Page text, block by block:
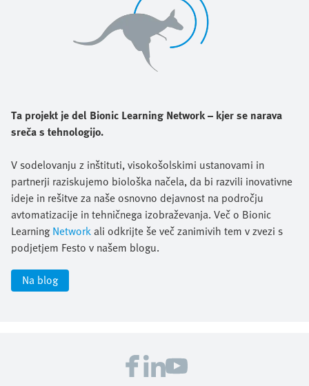
Ta projekt je del Bionic Learning Network – kjer se narava
sreča s tehnologijo.
V sodelovanju z inštituti, visokošolskimi ustanovami in
partnerji raziskujemo biološka načela, da bi razvili inovativne
ideje in rešitve za naše osnovno dejavnost na področju
avtomatizacije in tehničnega izobraževanja. Več o Bionic
Learning Networkali odkrijte še več zanimivih tem v zvezi s
podjetjem Festo v našem blogu.
Na blog